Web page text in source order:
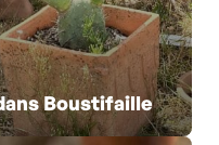
Boustifaille